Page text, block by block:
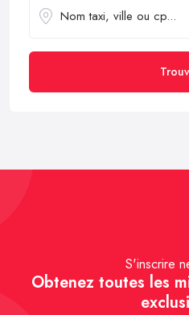
S'inscrire
Obtenez toutes les